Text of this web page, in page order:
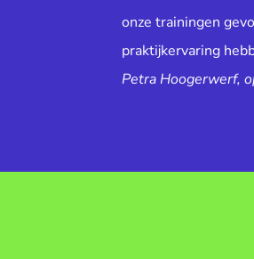
onze trainingen
praktijkervaring
Petra Hoogerwerf,